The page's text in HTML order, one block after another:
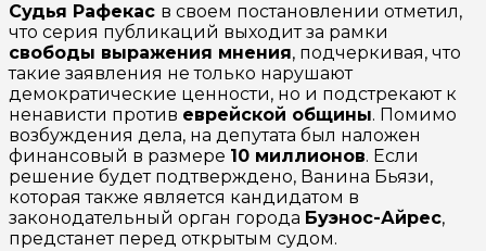
Судья Рафекас в своем постановлении отметил,
что серия публикаций выходит за рамки
свободы выражения мнения, подчеркивая, что
такие заявления не только нарушают
демократические ценности, но и подстрекают к
ненависти против еврейской общины. Помимо
возбуждения дела, на депутата был наложен
финансовый в размере 10 миллионов. Если
решение будет подтверждено, Ванина Бьязи,
которая также является кандидатом в
законодательный орган города Буэнос-Айрес,
предстанет перед открытым судом.